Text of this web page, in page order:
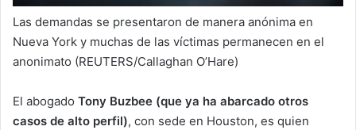
Las demandas se presentaron de manera anónima en
Nueva York y muchas de las víctimas permanecen en el
anonimato (REUTERS/Callaghan O’Hare)
El abogado Tony Buzbee (que ya ha abarcado otros
casos de alto perfil), con sede en Houston, es quien